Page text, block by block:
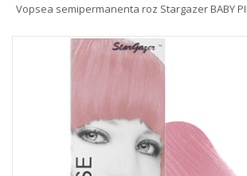
Vopsea semipermanenta roz Stargazer BABY